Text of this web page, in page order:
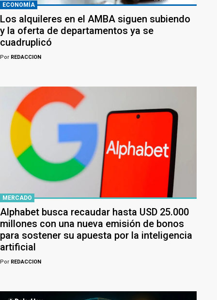
ECONOMÍA
Los alquileres en el AMBA siguen subiendo
y la oferta de departamentos ya se
cuadruplicó
Por REDACCION
MERCADO
Alphabet busca recaudar hasta USD 25.000
millones con una nueva emisión de bonos
para sostener su apuesta por la inteligencia
artificial
Por REDACCION